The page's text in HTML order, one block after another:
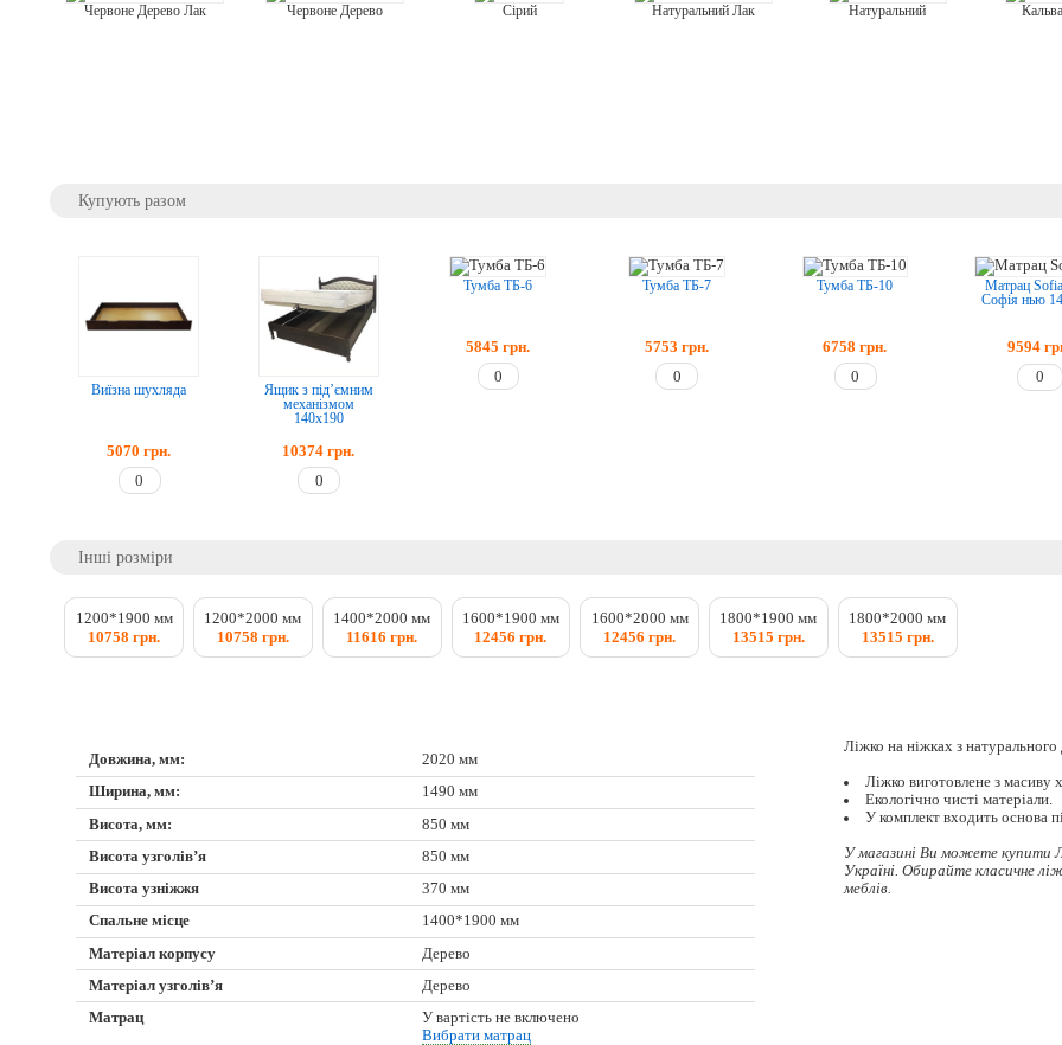
Червоне Дерево Лак Червоне Дерево Сірий Натуральний Лак Натуральний
Купують разом
Виїзна шухляда
5070 грн.
Ящик з під’ємним
механізмом
140x190
10374 грн.
Тумба ТБ-6
5845 грн.
Тумба ТБ-7
5753 грн.
Тумба ТБ-10
6758 грн.
Матрац
Софія нью
9594
Інші розміри
1200*1900 мм
10758 грн.
1200*2000 мм
10758 грн.
1400*2000 мм
11616 грн.
1600*1900 мм
12456 грн.
1600*2000 мм
12456 грн.
1800*1900 мм
13515 грн.
1800*2000 мм
13515 грн.
Довжина, мм:
2020 мм
Ширина, мм:
1490 мм
Висота, мм:
850 мм
Висота узголів’я
850 мм
Висота узніжжя
370 мм
Спальне місце
1400*1900 мм
Матеріал корпусу
Дерево
Матеріал узголів’я
Дерево
Матрац
У вартість не включено
Вибрати матрац
Ліжко на ніжках з натурального
Ліжко виготовлене з масиву
Екологічно чисті матеріали.
У комплект входить основа
У магазині Ви можете купити
Україні. Обирайте класичне
меблів.